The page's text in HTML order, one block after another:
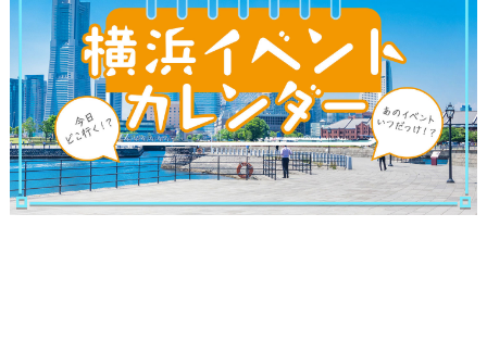
観光ガイド
ランキング